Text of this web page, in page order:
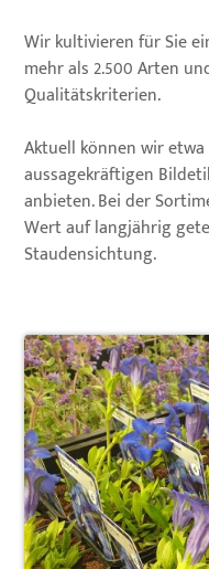
Wir kultivieren für Sie
mehr als 2.500 Arten
Qualitätskriterien.
Aktuell können wir etwa
aussagekräftigen
anbieten. Bei der
Wert auf langjährig
Staudensichtung.